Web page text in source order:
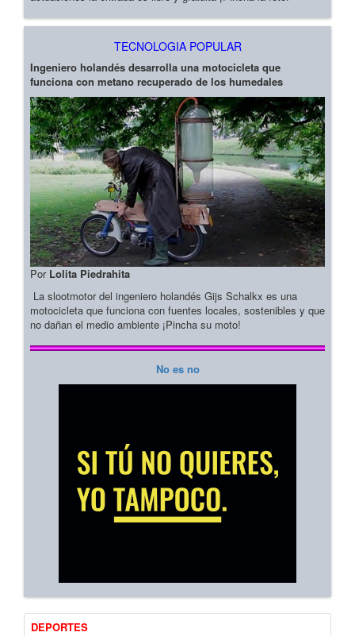
TECNOLOGIA POPULAR
Ingeniero holandés desarrolla una motocicleta que
funciona con metano recuperado de los humedales
Por Lolita Piedrahita
La slootmotor del ingeniero holandés Gijs Schalkx es una
motocicleta que funciona con fuentes locales, sostenibles y que
no dañan el medio ambiente ¡Pincha su moto!
No es no
DEPORTES